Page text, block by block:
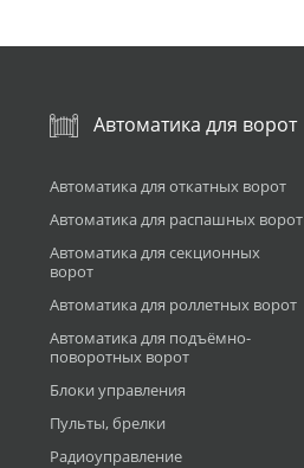
Автоматика для ворот
Автоматика для откатных ворот
Автоматика для распашных ворот
Автоматика для секционных
ворот
Автоматика для роллетных ворот
Автоматика для подъёмно-
поворотных ворот
Блоки управления
Пульты, брелки
Радиоуправление